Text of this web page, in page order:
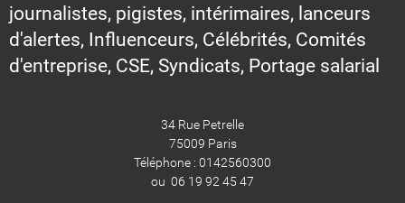
journalistes, pigistes, intérimaires, lanceurs
d'alertes, Influenceurs, Célébrités, Comités
d'entreprise, CSE, Syndicats, Portage salarial
34 Rue Petrelle
75009 Paris
Téléphone : 0142560300
ou 06 19 92 45 47